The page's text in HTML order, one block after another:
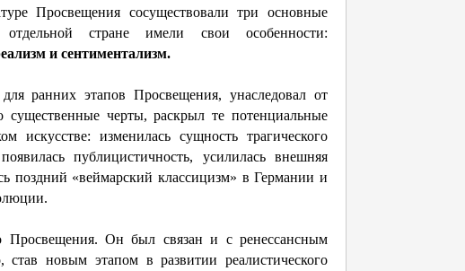
Просвещения сосуществовали три основные
стране имели свои особенности:
и сентиментализм.
ранних этапов Просвещения, унаследовал от
существенные черты, раскрыл те потенциальные
искусстве: изменилась сущность трагического
публицистичность, усилилась внешняя
поздний «веймарский классицизм» в Германии и
Он был связан и с ренессансным
новым этапом в развитии реалистического